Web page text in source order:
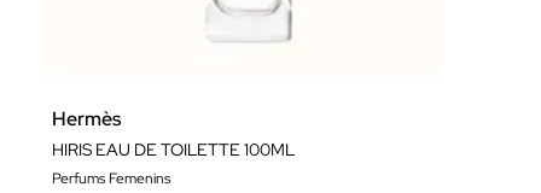
Hermès
HIRIS EAU DE TOILETTE 100ML
Perfums Femenins